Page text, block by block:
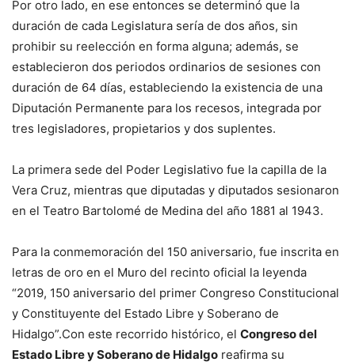
Por otro lado, en ese entonces se determinó que la
duración de cada Legislatura sería de dos años, sin
prohibir su reelección en forma alguna; además, se
establecieron dos periodos ordinarios de sesiones con
duración de 64 días, estableciendo la existencia de una
Diputación Permanente para los recesos, integrada por
tres legisladores, propietarios y dos suplentes.
La primera sede del Poder Legislativo fue la capilla de la
Vera Cruz, mientras que diputadas y diputados sesionaron
en el Teatro Bartolomé de Medina del año 1881 al 1943.
Para la conmemoración del 150 aniversario, fue inscrita en
letras de oro en el Muro del recinto oficial la leyenda
“2019, 150 aniversario del primer Congreso Constitucional
y Constituyente del Estado Libre y Soberano de
Hidalgo”.Con este recorrido histórico, el Congreso del
Estado Libre y Soberano de Hidalgo reafirma su